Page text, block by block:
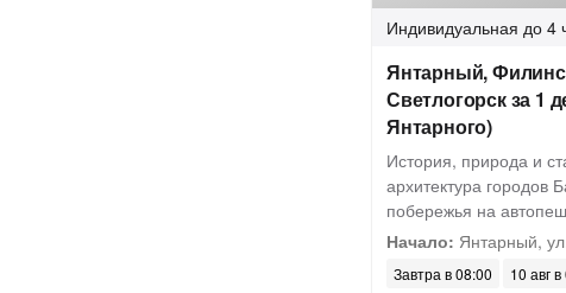
Индивидуальная до 4
Янтарный,
Светлогорск за 1
Янтарного)
История, природа и
архитектура городов
побережья на
Начало: Янтарный,
Завтра в 08:00
10 авг